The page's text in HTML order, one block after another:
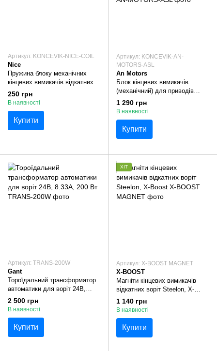
Артикул: KONCEVIK-NICE-COIL
Nice
Пружина блоку механічних
кінцевих вимикачів відкатних
воріт
250 грн
В наявності
Купити
Артикул: KONCEVIK-AN-
MOTORS-ASL
An Motors
Блок кінцевих вимикачів
(механічний) для приводів
відкатних воріт AN-Motors ASL-
500/1000
1 290 грн
В наявності
Купити
Артикул: TRANS-200W
Gant
Тороїдальний трансформатор
автоматики для воріт 24В,
8.33А, 200 Вт
2 500 грн
В наявності
Купити
ХІТ
Артикул: X-BOOST MAGNET
X-BOOST
Магніти кінцевих вимикачів
відкатних воріт Steelon, X-
Boost
1 140 грн
В наявності
Купити